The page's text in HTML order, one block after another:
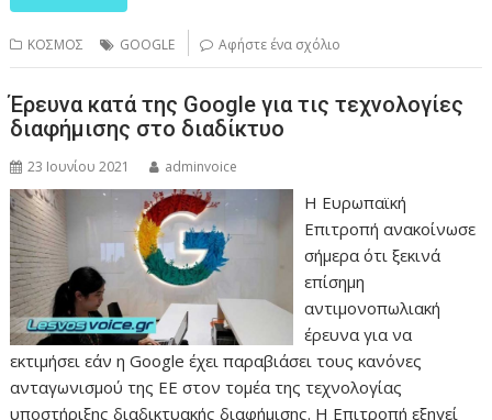
ΚΟΣΜΟΣ GOOGLE Αφήστε ένα σχόλιο
Έρευνα κατά της Google για τις τεχνολογίες
διαφήμισης στο διαδίκτυο
23 Ιουνίου 2021 adminvoice
Η Ευρωπαϊκή
Επιτροπή ανακοίνωσε
σήμερα ότι ξεκινά
επίσημη
αντιμονοπωλιακή
έρευνα για να
εκτιμήσει εάν η Google έχει παραβιάσει τους κανόνες
ανταγωνισμού της ΕΕ στον τομέα της τεχνολογίας
υποστήριξης διαδικτυακής διαφήμισης. Η Επιτροπή εξηγεί